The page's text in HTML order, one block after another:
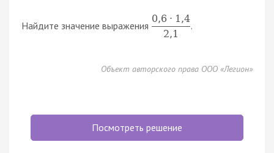
Найдите значение выражения
0,6 ⋅ 1 ,4
2,1
.
Объект авторского права ООО «Легион»
Посмотреть решение